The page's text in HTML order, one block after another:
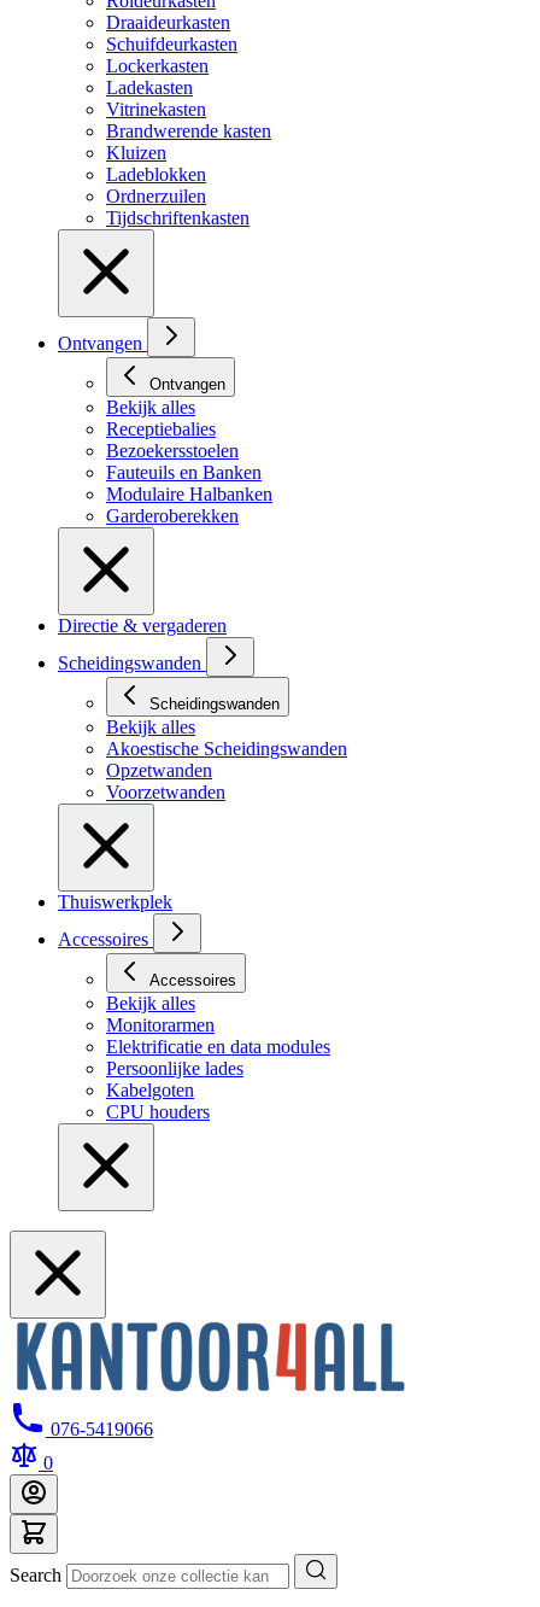
Draaideurkasten
Schuifdeurkasten
Lockerkasten
Ladekasten
Vitrinekasten
Brandwerende kasten
Kluizen
Ladeblokken
Ordnerzuilen
Tijdschriftenkasten
Ontvangen
Ontvangen
Bekijk alles
Receptiebalies
Bezoekersstoelen
Fauteuils en Banken
Modulaire Halbanken
Garderoberekken
Directie & vergaderen
Scheidingswanden
Scheidingswanden
Bekijk alles
Akoestische Scheidingswanden
Opzetwanden
Voorzetwanden
Thuiswerkplek
Accessoires
Accessoires
Bekijk alles
Monitorarmen
Elektrificatie en data modules
Persoonlijke lades
Kabelgoten
CPU houders
076-5419066
0
Search